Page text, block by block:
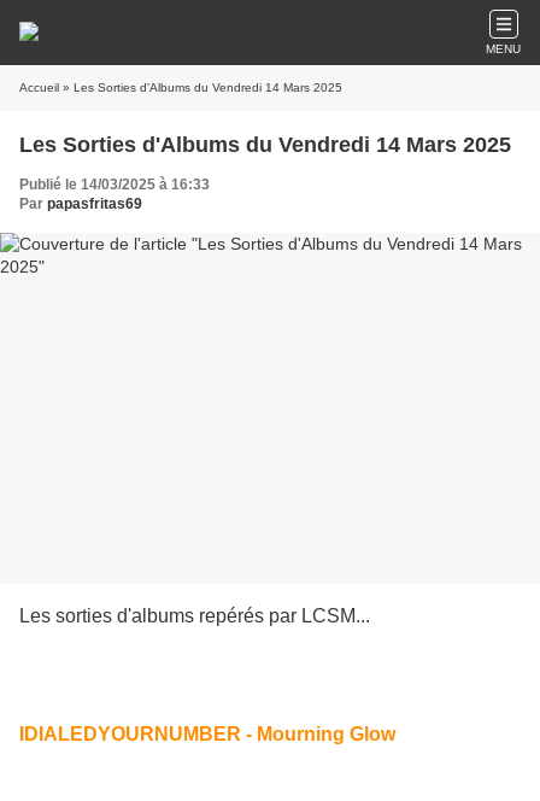
MENU
Accueil » Les Sorties d'Albums du Vendredi 14 Mars 2025
Les Sorties d'Albums du Vendredi 14 Mars 2025
Publié le 14/03/2025 à 16:33
Par papasfritas69
Les sorties d'albums repérés par LCSM...
IDIALEDYOURNUMBER - Mourning Glow